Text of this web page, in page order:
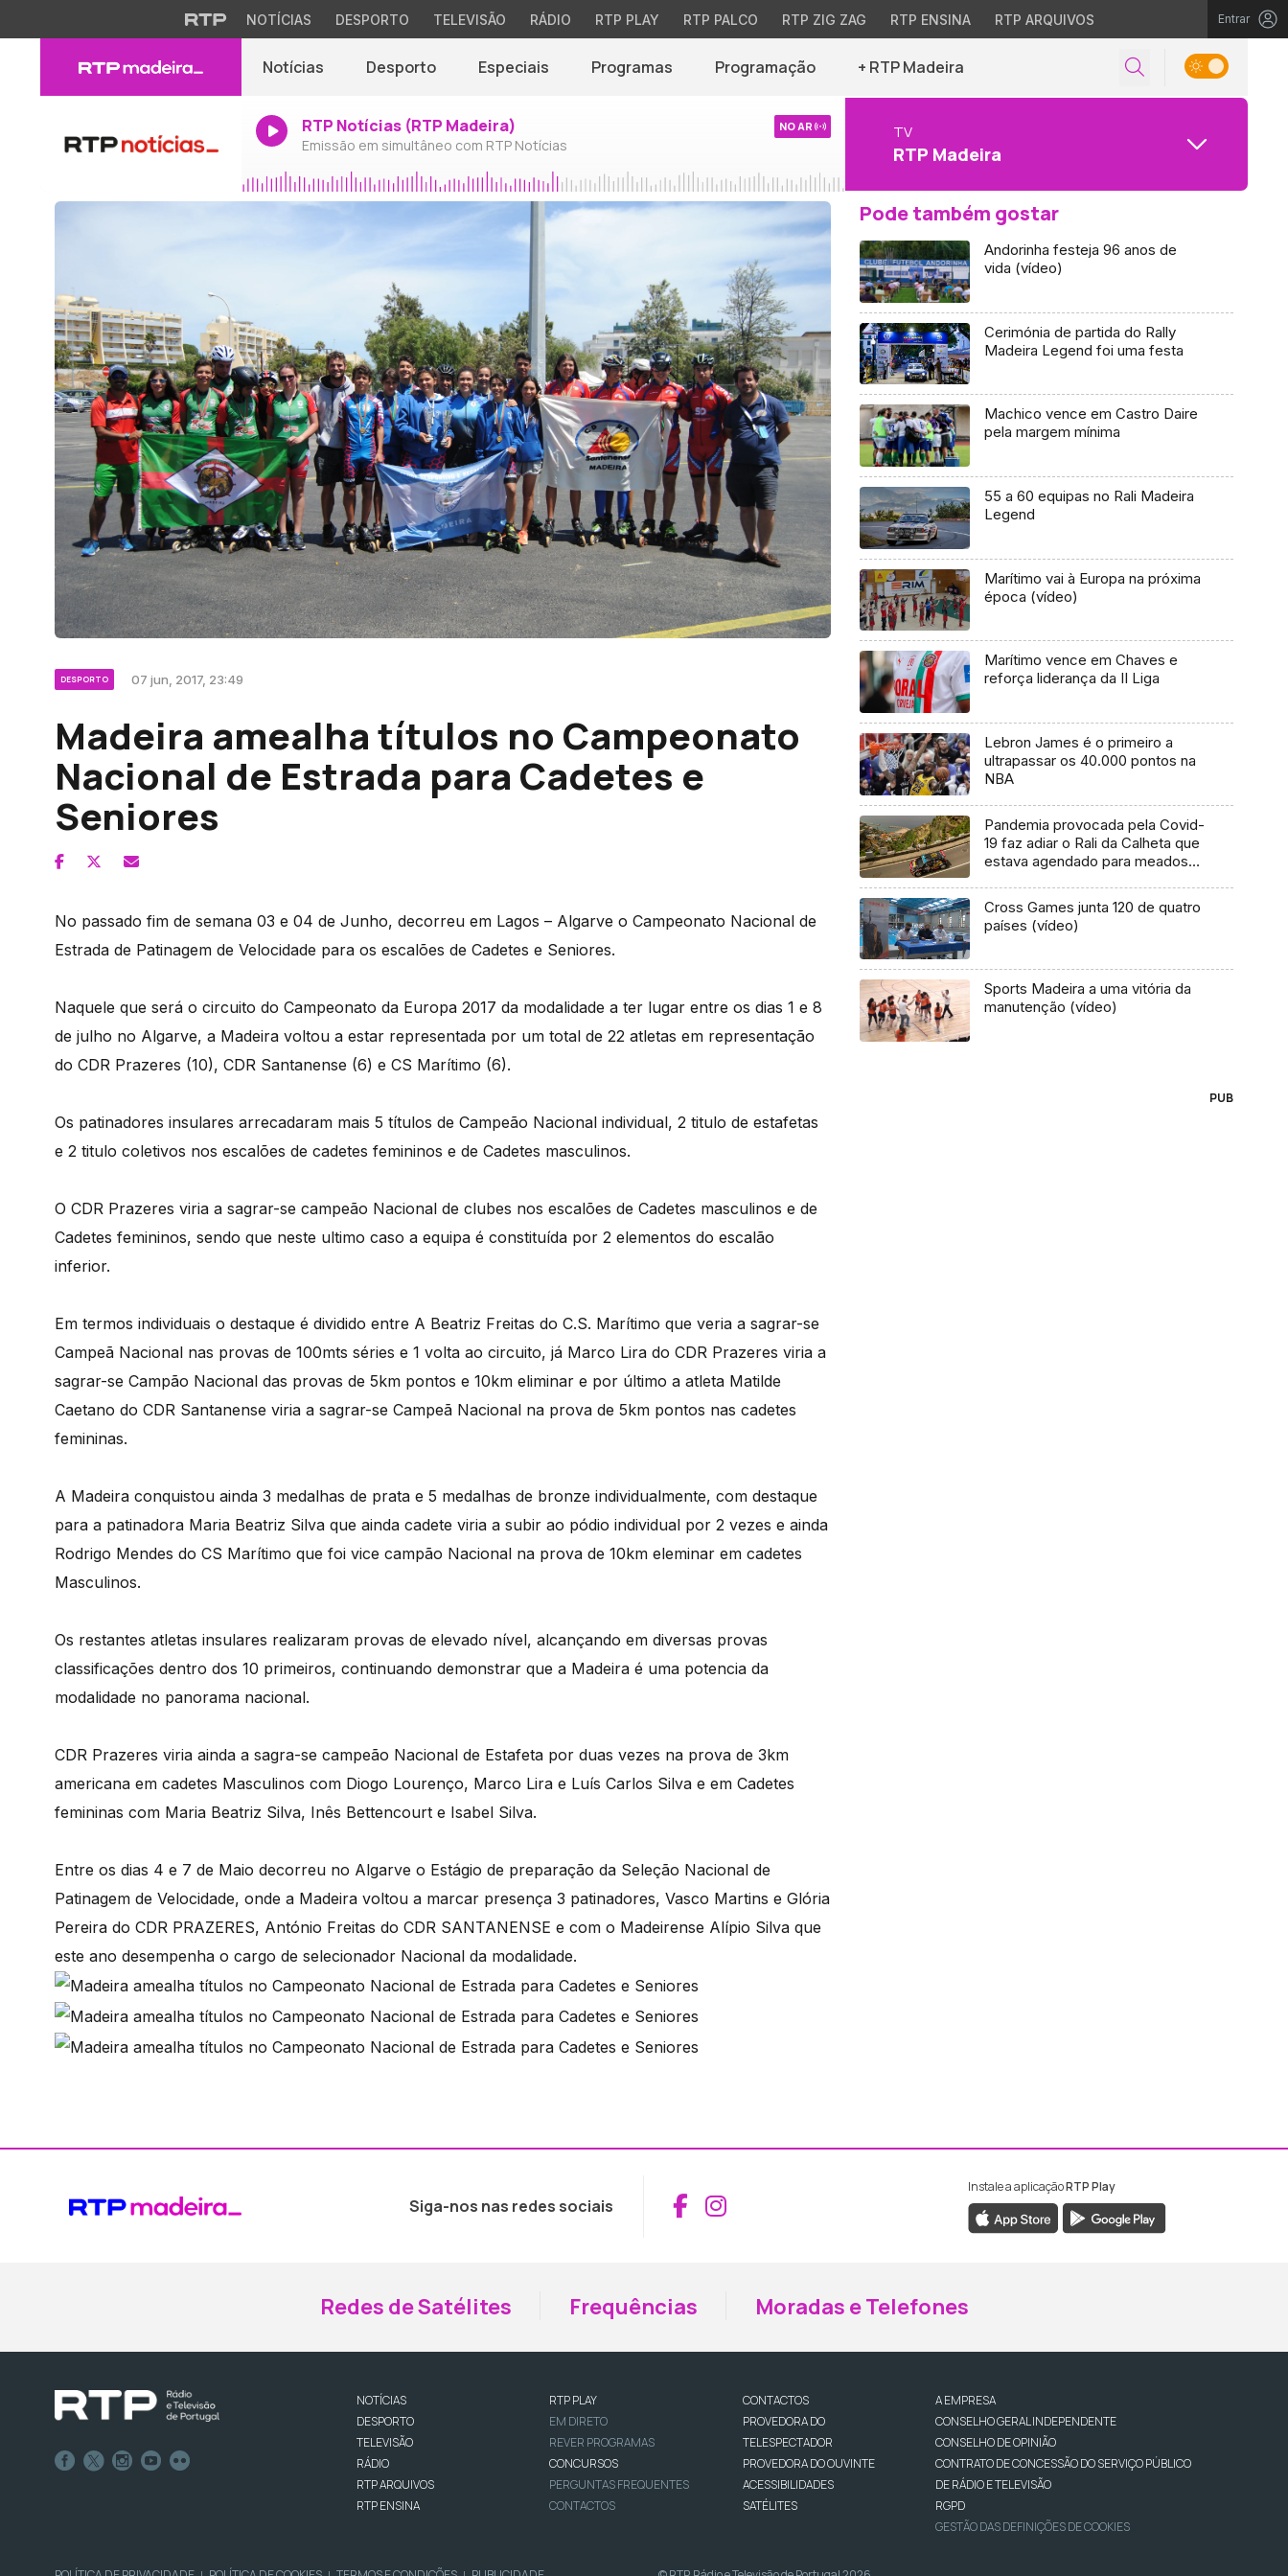
NOTÍCIAS DESPORTO TELEVISÃO RÁDIO RTP PLAY RTP PALCO RTP ZIG ZAG RTP ENSINA RTP ARQUIVOS Entrar
Notícias Desporto Especiais Programas Programação + RTP Madeira
RTP Notícias (RTP Madeira)
Emissão em simultâneo com RTP Notícias
NO AR TV
RTP Madeira
DESPORTO 07 jun, 2017, 23:49
Madeira amealha títulos no Campeonato
Nacional de Estrada para Cadetes e
Seniores
No passado fim de semana 03 e 04 de Junho, decorreu em Lagos – Algarve o Campeonato Nacional de
Estrada de Patinagem de Velocidade para os escalões de Cadetes e Seniores.
Naquele que será o circuito do Campeonato da Europa 2017 da modalidade a ter lugar entre os dias 1 e 8
de julho no Algarve, a Madeira voltou a estar representada por um total de 22 atletas em representação
do CDR Prazeres (10), CDR Santanense (6) e CS Marítimo (6).
Os patinadores insulares arrecadaram mais 5 títulos de Campeão Nacional individual, 2 titulo de estafetas
e 2 titulo coletivos nos escalões de cadetes femininos e de Cadetes masculinos.
O CDR Prazeres viria a sagrar-se campeão Nacional de clubes nos escalões de Cadetes masculinos e de
Cadetes femininos, sendo que neste ultimo caso a equipa é constituída por 2 elementos do escalão
inferior.
Em termos individuais o destaque é dividido entre A Beatriz Freitas do C.S. Marítimo que veria a sagrar-se
Campeã Nacional nas provas de 100mts séries e 1 volta ao circuito, já Marco Lira do CDR Prazeres viria a
sagrar-se Campão Nacional das provas de 5km pontos e 10km eliminar e por último a atleta Matilde
Caetano do CDR Santanense viria a sagrar-se Campeã Nacional na prova de 5km pontos nas cadetes
femininas.
A Madeira conquistou ainda 3 medalhas de prata e 5 medalhas de bronze individualmente, com destaque
para a patinadora Maria Beatriz Silva que ainda cadete viria a subir ao pódio individual por 2 vezes e ainda
Rodrigo Mendes do CS Marítimo que foi vice campão Nacional na prova de 10km eleminar em cadetes
Masculinos.
Os restantes atletas insulares realizaram provas de elevado nível, alcançando em diversas provas
classificações dentro dos 10 primeiros, continuando demonstrar que a Madeira é uma potencia da
modalidade no panorama nacional.
CDR Prazeres viria ainda a sagra-se campeão Nacional de Estafeta por duas vezes na prova de 3km
americana em cadetes Masculinos com Diogo Lourenço, Marco Lira e Luís Carlos Silva e em Cadetes
femininas com Maria Beatriz Silva, Inês Bettencourt e Isabel Silva.
Entre os dias 4 e 7 de Maio decorreu no Algarve o Estágio de preparação da Seleção Nacional de
Patinagem de Velocidade, onde a Madeira voltou a marcar presença 3 patinadores, Vasco Martins e Glória
Pereira do CDR PRAZERES, António Freitas do CDR SANTANENSE e com o Madeirense Alípio Silva que
este ano desempenha o cargo de selecionador Nacional da modalidade.
Pode também gostar
Andorinha festeja 96 anos de
vida (vídeo)
Cerimónia de partida do Rally
Madeira Legend foi uma festa
Machico vence em Castro Daire
pela margem mínima
55 a 60 equipas no Rali Madeira
Legend
Marítimo vai à Europa na próxima
época (vídeo)
Marítimo vence em Chaves e
reforça liderança da II Liga
Lebron James é o primeiro a
ultrapassar os 40.000 pontos na
NBA
Pandemia provocada pela Covid-
19 faz adiar o Rali da Calheta que
estava agendado para meados
Cross Games junta 120 de quatro
países (vídeo)
Sports Madeira a uma vitória da
manutenção (vídeo)
PUB
Siga-nos nas redes sociais Aceder ao Facebook da RTP Madeira
Aceder ao Instagram da RTP Madeira
Instale a aplicaçãoRTP Play
Redes de Satélites Frequências Moradas e Telefones
NOTÍCIAS
DESPORTO
TELEVISÃO
RÁDIO
RTP ARQUIVOS
RTP ENSINA
RTP PLAY
EM DIRETO
REVER PROGRAMAS
CONCURSOS
PERGUNTAS FREQUENTES
CONTACTOS
CONTACTOS
PROVEDORA DO
TELESPECTADOR
PROVEDORA DO OUVINTE
ACESSIBILIDADES
SATÉLITES
A EMPRESA
CONSELHO GERAL INDEPENDENTE
CONSELHO DE OPINIÃO
CONTRATO DE CONCESSÃO DO SERVIÇO PÚBLICO
DE RÁDIO E TELEVISÃO
RGPD
GESTÃO DAS DEFINIÇÕES DE COOKIES